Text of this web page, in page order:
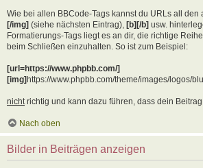
Wie bei allen BBCode-Tags kannst du URLs all den
[/img] (siehe nächsten Eintrag), [b][/b] usw.
Formatierungs-Tags liegt es an dir, die richtige
beim Schließen einzuhalten. So ist zum Beispiel:
[url=https://www.phpbb.com/]
[img]https://www.phpbb.com/theme/images/logos/
nicht richtig und kann dazu führen, dass dein Beitrag
Nach oben
Bilder in Beiträgen anzeigen